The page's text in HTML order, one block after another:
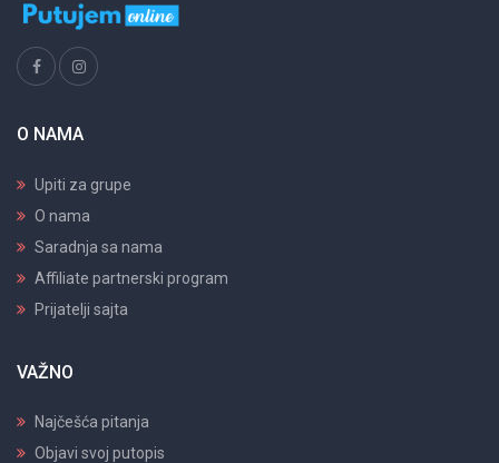
O NAMA
Upiti za grupe
O nama
Saradnja sa nama
Affiliate partnerski program
Prijatelji sajta
VAŽNO
Najčešća pitanja
Objavi svoj putopis